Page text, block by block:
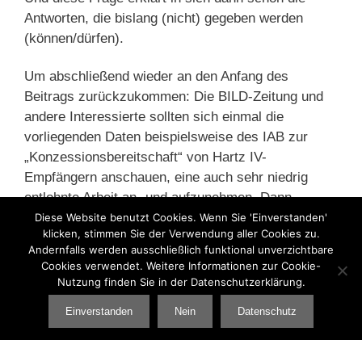
Antworten, die bislang (nicht) gegeben werden
(können/dürfen).
Um abschließend wieder an den Anfang des
Beitrags zurückzukommen: Die BILD-Zeitung und
andere Interessierte sollten sich einmal die
vorliegenden Daten beispielsweise des IAB zur
„Konzessionsbereitschaft“ von Hartz IV-
Empfängern anschauen, eine auch sehr niedrig
entlohnte Arbeit an- und aufzunehmen. Dann
erübrigt sich eine so billige Polemik nach unten.
Kategorien
Arbeitsmarkt,Grundsicherung,Hartz IV,SGB II
Sozialpolitik
Diese Website benutzt Cookies. Wenn Sie 'Einverstanden'
klicken, stimmen Sie der Verwendung aller Cookies zu.
Andernfalls werden ausschließlich funktional unverzichtbare
Cookies verwendet. Weitere Informationen zur Cookie-
Nutzung finden Sie in der Datenschutzerklärung.
Einverstanden Nein Datenschutz